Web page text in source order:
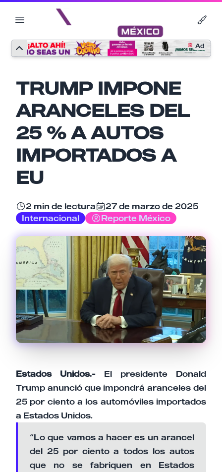
Ad
TRUMP IMPONE
ARANCELES DEL
25 % A AUTOS
IMPORTADOS A
EU
2 min de lectura
27 de marzo de 2025
Internacional
Reporte México
Estados Unidos.- El presidente Donald
Trump anunció que impondrá aranceles del
25 por ciento a los automóviles importados
a Estados Unidos.
“Lo que vamos a hacer es un arancel
del 25 por ciento a todos los autos
que no se fabriquen en Estados
Email
Tu comentario